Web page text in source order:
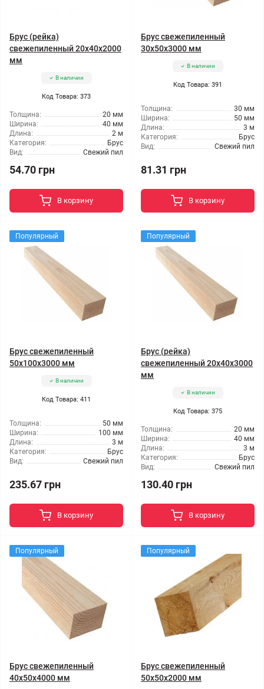
Брус (рейка)
свежепиленный 20x40x2000
мм
В наличии
Код Товара: 373
Толщина:
20 мм
Ширина:
40 мм
Длина:
2 м
Категория:
Брус
Вид:
Свежий пил
54.70 грн
В корзину
Брус свежепиленный
30x50x3000 мм
В наличии
Код Товара: 391
Толщина:
30 мм
Ширина:
50 мм
Длина:
3 м
Категория:
Брус
Вид:
Свежий пил
81.31 грн
В корзину
Популярный
Брус свежепиленный
50x100x3000 мм
В наличии
Код Товара: 411
Толщина:
50 мм
Ширина:
100 мм
Длина:
3 м
Категория:
Брус
Вид:
Свежий пил
235.67 грн
В корзину
Популярный
Брус (рейка)
свежепиленный 20x40x3000
мм
В наличии
Код Товара: 375
Толщина:
20 мм
Ширина:
40 мм
Длина:
3 м
Категория:
Брус
Вид:
Свежий пил
130.40 грн
В корзину
Популярный
Брус свежепиленный
40x50x4000 мм
Популярный
Брус свежепиленный
50x50x2000 мм